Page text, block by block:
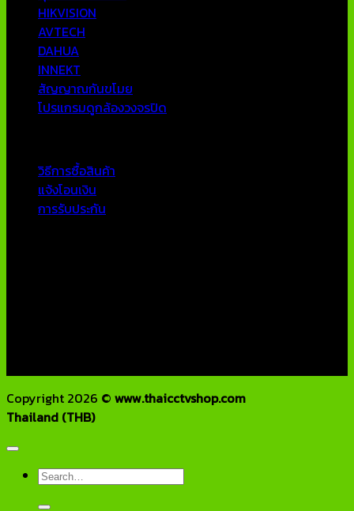
HIKVISION
AVTECH
DAHUA
INNEKT
สัญญาณกันขโมย
โปรแกรมดูกล้องวงจรปิด
วิธีการซื้อสินค้า
แจ้งโอนเงิน
การรับประกัน
Copyright 2026 © www.thaicctvshop.com
Thailand (THB)
Search